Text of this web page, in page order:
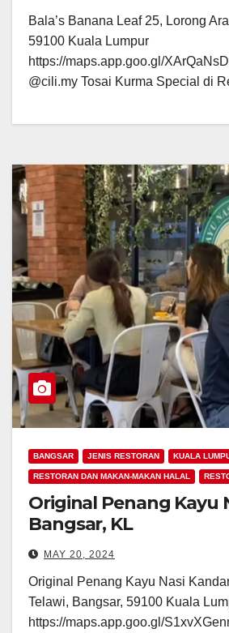
Bala’s Banana Leaf 25, Lorong
59100 Kuala Lumpur
https://maps.app.goo.gl/
@cili.my Tosai Kurma Special di
BANGSAR JENIS RESTORAN KUALA
RESTORAN DAN MAKAN-MAKAN HALAL
Original Penang Kayu
Bangsar, KL
MAY 20, 2024
Original Penang Kayu Nasi
Telawi, Bangsar, 59100 Kuala
https://maps.app.goo.gl/